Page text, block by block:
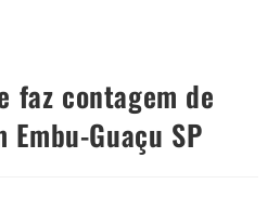
faz contagem de
Embu-Guaçu SP